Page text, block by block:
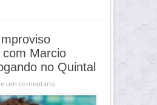
Marcio
no Quintal
um comentário